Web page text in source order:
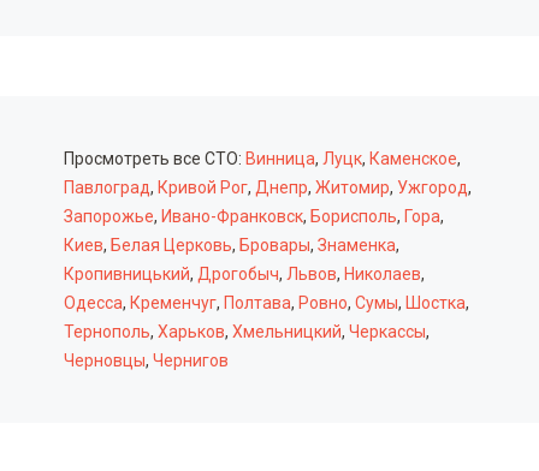
Просмотреть все СТО: Винница, Луцк, Каменское,
Павлоград, Кривой Рог, Днепр, Житомир, Ужгород,
Запорожье, Ивано-Франковск, Борисполь, Гора,
Киев, Белая Церковь, Бровары, Знаменка,
Кропивницький, Дрогобыч, Львов, Николаев,
Одесса, Кременчуг, Полтава, Ровно, Сумы, Шостка,
Тернополь, Харьков, Хмельницкий, Черкассы,
Черновцы, Чернигов